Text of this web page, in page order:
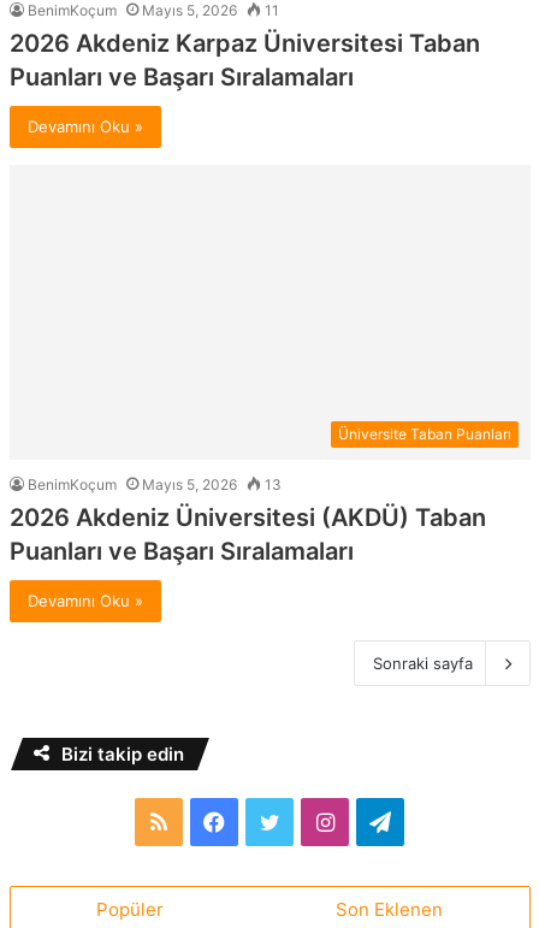
BenimKoçum Mayıs 5, 2026 11
2026 Akdeniz Karpaz Üniversitesi Taban
Puanları ve Başarı Sıralamaları
Devamını Oku »
Üniversite Taban Puanları
BenimKoçum Mayıs 5, 2026 13
2026 Akdeniz Üniversitesi (AKDÜ) Taban
Puanları ve Başarı Sıralamaları
Devamını Oku »
Sonraki sayfa
Bizi takip edin
RSS Facebook
TwitterInstagramTelegram
Popüler Son Eklenen